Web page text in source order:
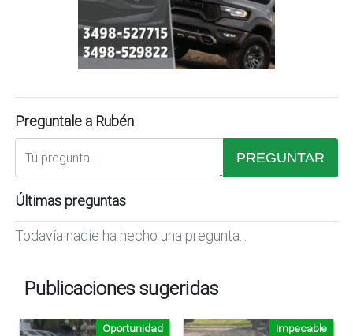
Preguntale a Rubén
PREGUNTAR
Últimas preguntas
Todavía nadie ha hecho una pregunta...
Publicaciones sugeridas
Oportunidad Impecable